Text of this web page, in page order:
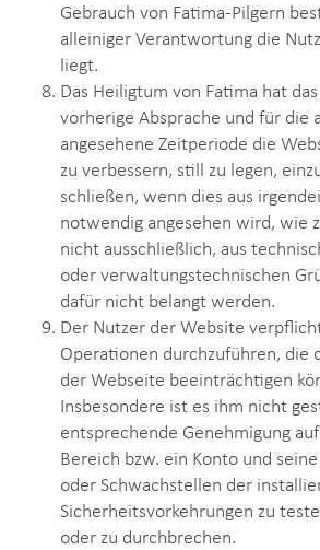
Gebrauch von Fatima-Pilgern
alleiniger Verantwortung die
liegt.
Das Heiligtum von Fatima hat
vorherige Absprache und für die
angesehene Zeitperiode die
zu verbessern, still zu legen,
schließen, wenn dies aus
notwendig angesehen wird, wie
nicht ausschließlich, aus
oder verwaltungstechnischen
dafür nicht belangt werden.
Der Nutzer der Website
Operationen durchzuführen, die
der Webseite beeinträchtigen
Insbesondere ist es ihm nicht
entsprechende Genehmigung
Bereich bzw. ein Konto und
oder Schwachstellen der
Sicherheitsvorkehrungen zu
oder zu durchbrechen.